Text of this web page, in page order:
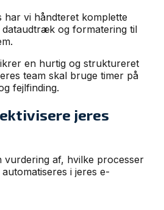
har vi håndteret komplette
og formatering til
en hurtig og struktureret
team skal bruge timer på
fejlfinding.
jeres
vurdering af, hvilke processer
i jeres e-